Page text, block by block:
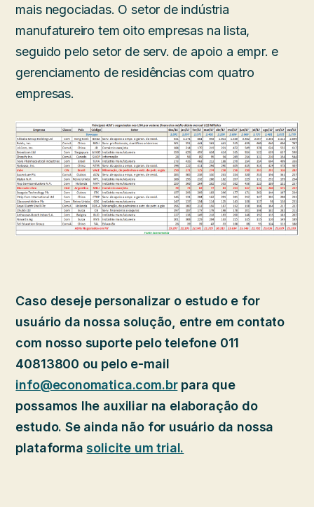
mais negociadas. O setor de indústria
manufatureiro tem oito empresas na lista,
seguido pelo setor de serv. de apoio a empr. e
gerenciamento de residências com quatro
empresas.
Caso deseje personalizar o estudo e for
usuário da nossa solução, entre em contato
com nosso suporte pelo telefone 011
40813800 ou pelo e-mail
info@economatica.com.brpara que
possamos lhe auxiliar na elaboração do
estudo. Se ainda não for usuário da nossa
plataformasolicite um trial.